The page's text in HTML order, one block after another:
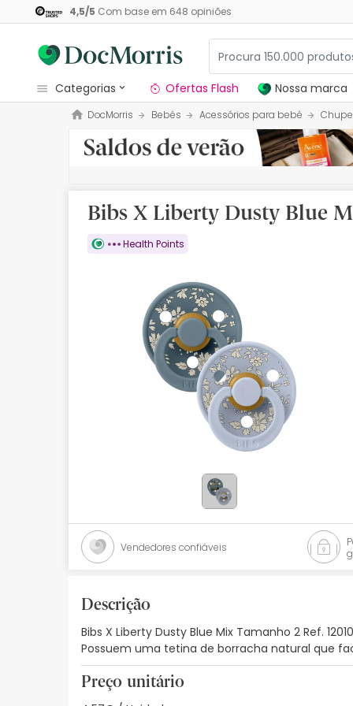
4,5/5 Com base em 648 opiniões
categorias
Dermocosmetica
Nossa marca
Medicamentos
Cosmética
Promoções
Mais vendidos
Health points
Ofertas Flash Nossa marca
DocMorris Bebés Acessórios para bebé
Bibs X Liberty Dusty Blue
Health Points
Vendedores confiáveis
Descrição
Bibs X Liberty Dusty Blue Mix Tamanho 2 Ref.
Possuem uma tetina de borracha natural que
Preço unitário